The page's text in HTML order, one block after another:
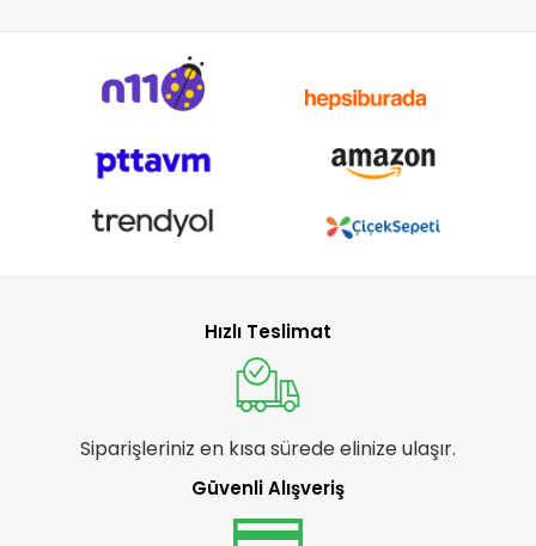
Hızlı Teslimat
Siparişleriniz en kısa sürede elinize ulaşır.
Güvenli Alışveriş